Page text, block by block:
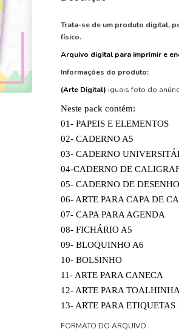
Trata-se de um produto digital,
físico.
Arquivo digital para imprimir e
Informações do produto:
(Arte Digital) iguais foto do
Neste pack contém:
01- PAPEIS E ELEMENTOS
02- CADERNO A5
03- CADERNO
04-CADERNO DE
05- CADERNO DE DESENHO
06- ARTE PARA CAPA DE
07- CAPA PARA AGENDA
08- FICHÁRIO A5
09- BLOQUINHO A6
10- BOLSINHO
11- ARTE PARA CANECA
12- ARTE PARA TOALHINHA
13- ARTE PARA ETIQUETAS
FORMATO DO ARQUIVO